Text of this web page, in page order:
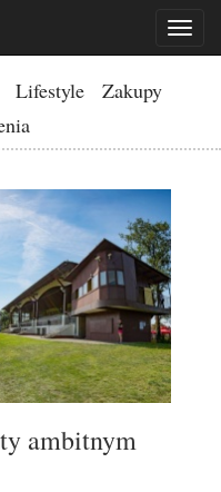
Toggle
Lifestyle
Zakupy
ambitnym